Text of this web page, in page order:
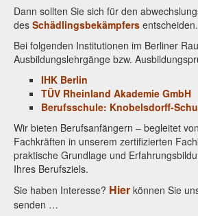
Dann sollten Sie sich für den
des Schädlingsbekämpfers entscheiden.
Bei folgenden Institutionen im Berliner
Ausbildungslehrgänge bzw.
IHK Berlin
TÜV Rheinland Akademie GmbH
Berufsschule: Knobelsdorff-
Wir bieten Berufsanfängern – begleitet
Fachkräften in unserem zertifizierten
praktische Grundlage und
Ihres Berufsziels.
Sie haben Interesse? Hier können Sie
senden …